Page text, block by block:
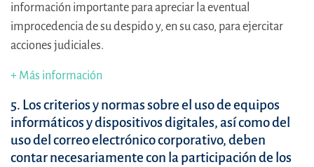
información importante para apreciar la eventual
improcedencia de su despido y, en su caso, para ejercitar
acciones judiciales.
+ Más información
5. Los criterios y normas sobre el uso de equipos
informáticos y dispositivos digitales, así como del
uso del correo electrónico corporativo, deben
contar necesariamente con la participación de los